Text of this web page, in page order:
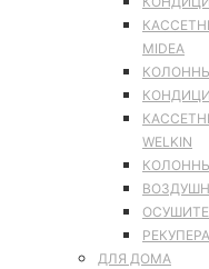
MIDEA
WELKIN
ДЛЯ ДОМА